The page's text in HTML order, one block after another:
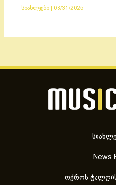
სიახლეები 03/31/2025
News
ოქროს